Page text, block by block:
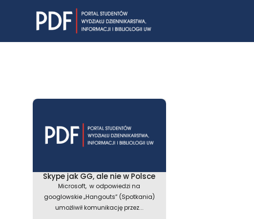
Skype jak GG, ale nie w Polsce
Microsoft, w odpowiedzi na
googlowskie „Hangouts” (Spotkania)
umożliwił komunikację przez...